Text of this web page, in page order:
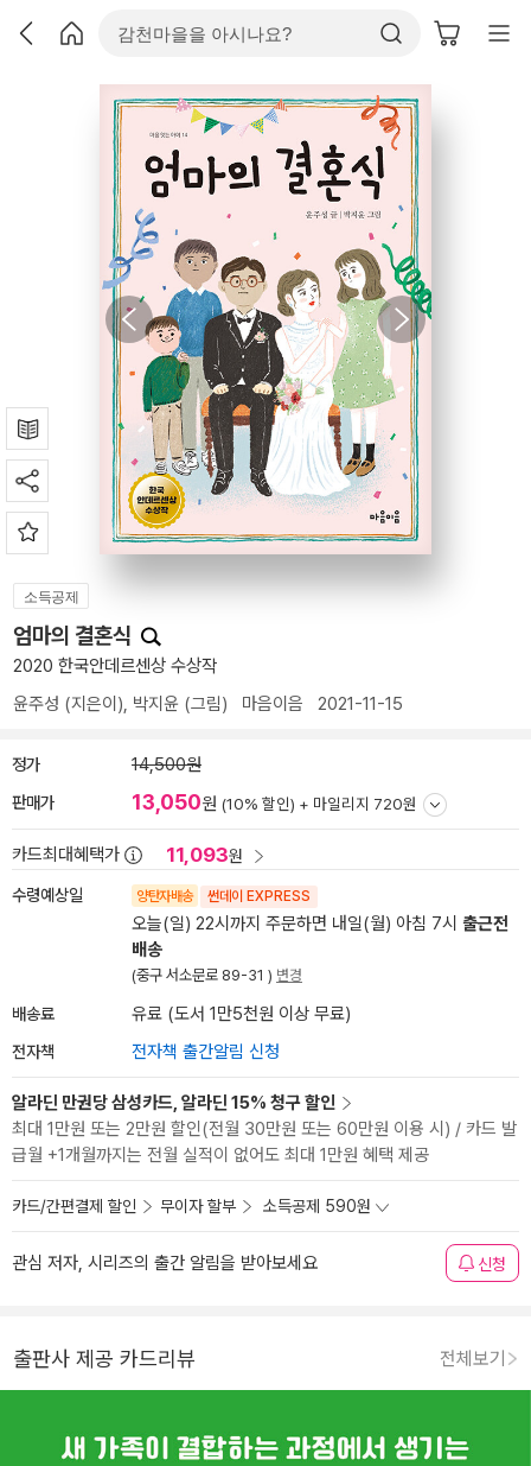
소득공제
엄마의 결혼식
2020 한국안데르센상 수상작
윤주성 (지은이), 박지윤 (그림) 마음이음 2021-11-15
정가 14,500원
판매가 13,050원 (10% 할인) + 마일리지 720원
카드최대혜택가 11,093원
수령예상일 양탄자배송 썬데이 EXPRESS
오늘(일) 22시까지 주문하면 내일(월) 아침 7시 출근전
배송
(중구 서소문로 89-31 ) 변경
배송료 유료 (도서 1만5천원 이상 무료)
전자책 전자책 출간알림 신청
알라딘 만권당 삼성카드, 알라딘 15% 청구 할인
최대 1만원 또는 2만원 할인(전월 30만원 또는 60만원 이용 시) / 카드 발
급월 +1개월까지는 전월 실적이 없어도 최대 1만원 혜택 제공
카드/간편결제 할인 무이자 할부 소득공제 590원
관심 저자, 시리즈의 출간 알림을 받아보세요 신청
출판사 제공 카드리뷰 전체보기